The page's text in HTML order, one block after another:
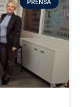
PRENSA